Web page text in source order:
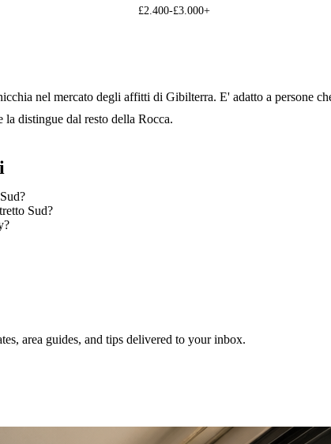
£2.400-£3.000+
nel mercato degli affitti di Gibilterra. E' adatto a persone
la distingue dal resto della Rocca.
Sud?
area guides, and tips delivered to your inbox.